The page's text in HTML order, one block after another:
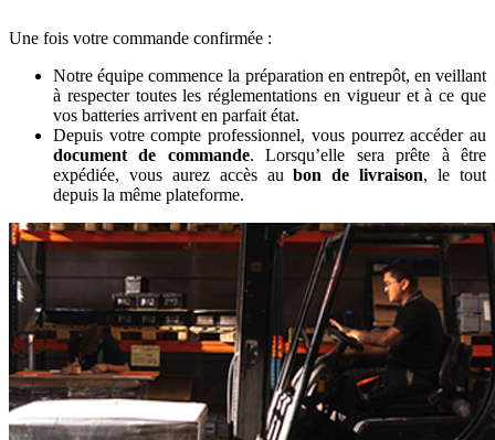
Une fois votre commande confirmée :
Notre équipe commence la préparation en entrepôt, en veillant
à respecter toutes les réglementations en vigueur et à ce que
vos batteries arrivent en parfait état.
Depuis votre compte professionnel, vous pourrez accéder au
document de commande. Lorsqu’elle sera prête à être
expédiée, vous aurez accès aubon de livraison, le tout
depuis la même plateforme.